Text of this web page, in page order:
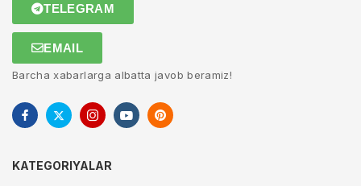
TELEGRAM
EMAIL
Barcha xabarlarga albatta javob beramiz!
KATEGORIYALAR